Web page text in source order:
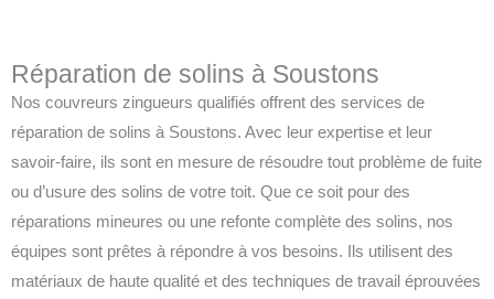
Réparation de solins à Soustons
Nos couvreurs zingueurs qualifiés offrent des services de
réparation de solins à Soustons. Avec leur expertise et leur
savoir-faire, ils sont en mesure de résoudre tout problème de fuite
ou d’usure des solins de votre toit. Que ce soit pour des
réparations mineures ou une refonte complète des solins, nos
équipes sont prêtes à répondre à vos besoins. Ils utilisent des
matériaux de haute qualité et des techniques de travail éprouvées